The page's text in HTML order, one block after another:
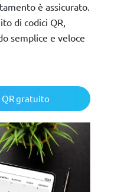
è assicurato.
di codici QR,
semplice e veloce
QR gratuito